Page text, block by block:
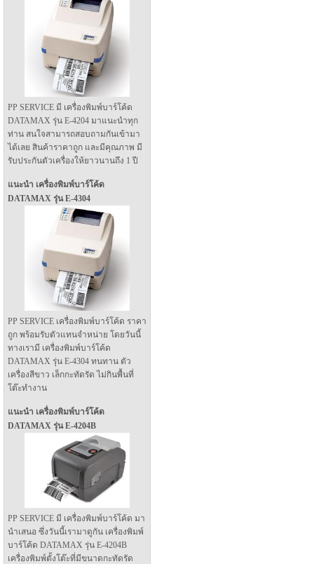
PP SERVICE มี เครื่องพิมพ์บาร์โค้ด
DATAMAX รุ่น E-4204 มาแนะนำทุก
ท่าน สนใจสามารถสอบถามกันเข้ามา
ได้เลย สินค้าราคาถูก และมีคุณภาพ มี
รับประกันตัวเครื่องให้ยาวนานถึง 1 ปี
แนะนำ เครื่องพิมพ์บาร์โค้ด
DATAMAX รุ่น E-4304
PP SERVICE เครื่องพิมพ์บาร์โค้ด ราคา
ถูก พร้อมรับตัวแทนจำหน่าย โดยวันนี้
ทางเรามี เครื่องพิมพ์บาร์โค้ด
DATAMAX รุ่น E-4304 ทนทาน ตัว
เครื่องสีขาว เล็กกะทัดรัด ไม่กินพื้นที่
โต๊ะทำงาน
แนะนำ เครื่องพิมพ์บาร์โค้ด
DATAMAX รุ่น E-4204B
PP SERVICE มี เครื่องพิมพ์บาร์โค้ด มา
นำเสนอ ซึ่งวันนี้เรามาดูกัน เครื่องพิมพ์
บาร์โค้ด DATAMAX รุ่น E-4204B
เครื่องพิมพ์ตั้งโต๊ะที่มีขนาดกะทัดรัด